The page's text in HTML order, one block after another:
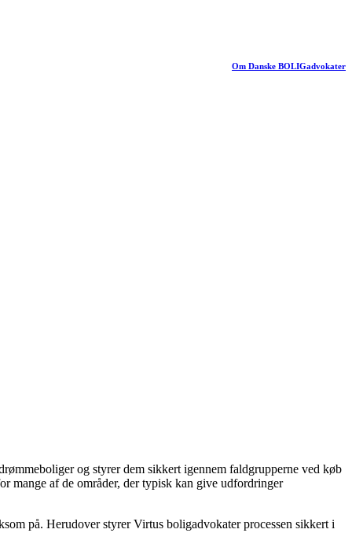
Om Danske BOLIGadvokater
og styrer dem sikkert igennem faldgrupperne ved køb
mange af de områder, der typisk kan give udfordringer
på. Herudover styrer Virtus boligadvokater processen sikkert i